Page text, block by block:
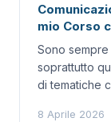
mio Corso
Sono sempre
soprattutto
di tematiche
8 Aprile 2026